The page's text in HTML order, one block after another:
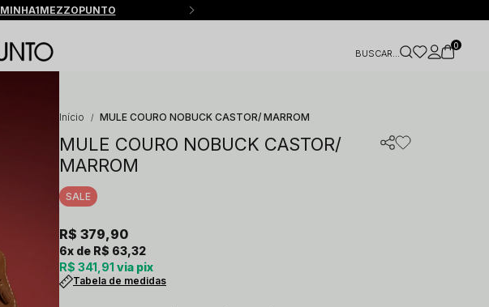
MINHA1MEZZOPUNTO FRETE GRÁTIS SUL SUDESTE E CENTRO-OESTE ACIMA DE R$
0
Início MULE COURO NOBUCK CASTOR/ MARROM
MULE COURO NOBUCK CASTOR/
MARROM
SALE
R$ 341,91 via pix
R$ 379,90
6x R$ 63,32
Tabela de medidas